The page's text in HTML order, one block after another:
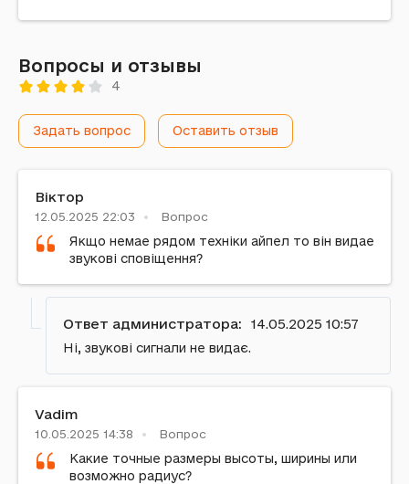
Вопросы и отзывы
4
Задать вопрос Оставить отзыв
Віктор
12.05.2025 22:03 Вопрос
Якщо немае рядом техніки айпел то він видае
звукові сповіщення?
Ответ администратора: 14.05.2025 10:57
Ні, звукові сигнали не видає.
Vadim
10.05.2025 14:38 Вопрос
Какие точные размеры высоты, ширины или
возможно радиус?